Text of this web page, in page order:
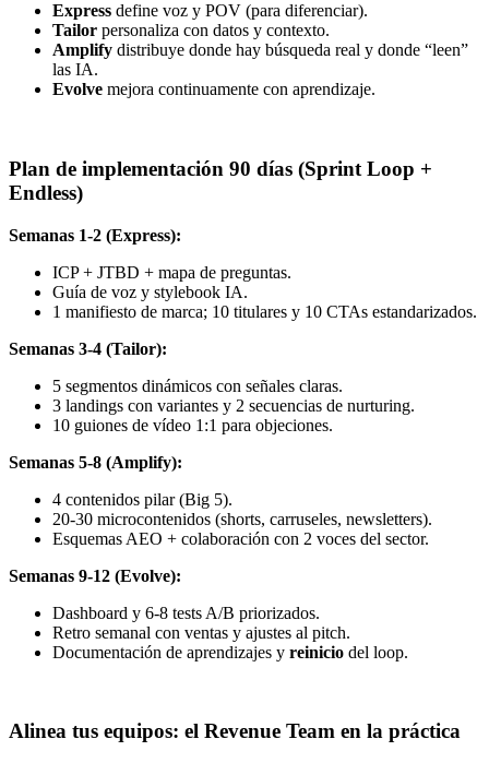
Express define voz y POV (para diferenciar).
Tailor personaliza con datos y contexto.
Amplify distribuye donde hay búsqueda real y donde “leen”
las IA.
Evolve mejora continuamente con aprendizaje.
Plan de implementación 90 días (Sprint Loop +
Endless)
Semanas 1-2 (Express):
ICP + JTBD + mapa de preguntas.
Guía de voz y stylebook IA.
1 manifiesto de marca; 10 titulares y 10 CTAs estandarizados.
Semanas 3-4 (Tailor):
5 segmentos dinámicos con señales claras.
3 landings con variantes y 2 secuencias de nurturing.
10 guiones de vídeo 1:1 para objeciones.
Semanas 5-8 (Amplify):
4 contenidos pilar (Big 5).
20-30 microcontenidos (shorts, carruseles, newsletters).
Esquemas AEO + colaboración con 2 voces del sector.
Semanas 9-12 (Evolve):
Dashboard y 6-8 tests A/B priorizados.
Retro semanal con ventas y ajustes al pitch.
Documentación de aprendizajes y reinicio del loop.
Alinea tus equipos: el Revenue Team en la práctica